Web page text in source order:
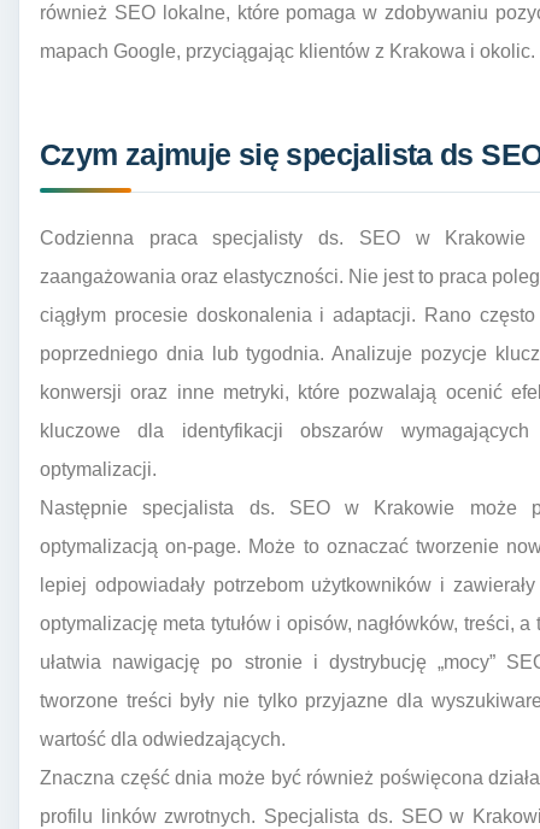
również SEO lokalne, które pomaga w zdobywaniu
mapach Google, przyciągając klientów z Krakowa i okolic.
Czym zajmuje się specjalista ds
Codzienna praca specjalisty ds. SEO w Krakowie
zaangażowania oraz elastyczności. Nie jest to praca
ciągłym procesie doskonalenia i adaptacji. Rano
poprzedniego dnia lub tygodnia. Analizuje pozycje
konwersji oraz inne metryki, które pozwalają ocenić
kluczowe dla identyfikacji obszarów
optymalizacji.
Następnie specjalista ds. SEO w Krakowie może
optymalizacją on-page. Może to oznaczać tworzenie
lepiej odpowiadały potrzebom użytkowników i
optymalizację meta tytułów i opisów, nagłówków, treści,
ułatwia nawigację po stronie i dystrybucję „mocy”
tworzone treści były nie tylko przyjazne dla
wartość dla odwiedzających.
Znaczna część dnia może być również poświęcona
profilu linków zwrotnych. Specjalista ds. SEO w